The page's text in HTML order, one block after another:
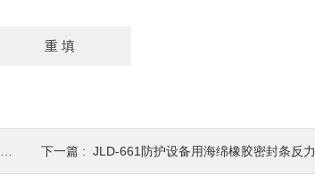
下一篇 : JLD-661防护设备用海绵橡胶密封条反力夹具